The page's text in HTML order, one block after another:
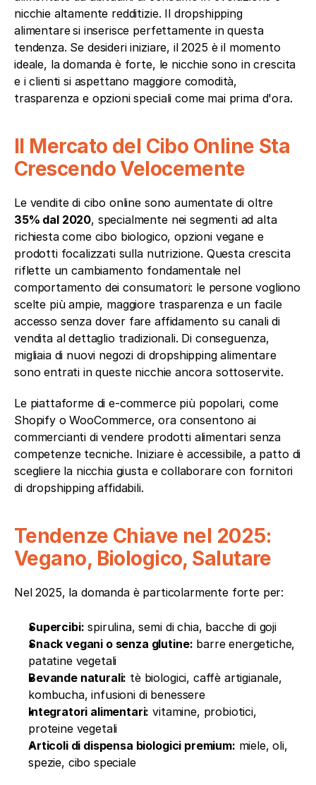
nicchie altamente redditizie. Il dropshipping
alimentaresi inserisce perfettamente in questa
tendenza. Se desideri iniziare, il 2025 è il momento
ideale, la domanda è forte, le nicchie sono in crescita
e i clienti si aspettano maggiore comodità,
trasparenza e opzioni speciali come mai prima d'ora.
Il Mercato del Cibo Online Sta
Crescendo Velocemente
35% dal 2020, specialmente nei segmenti ad alta
richiesta come cibo biologico, opzioni vegane e
prodotti focalizzati sulla nutrizione. Questa crescita
riflette un cambiamento fondamentale nel
comportamento dei consumatori: le persone vogliono
scelte più ampie, maggiore trasparenza e un facile
accesso senza dover fare affidamento su canali di
vendita al dettaglio tradizionali. Di conseguenza,
migliaia di nuovi negozi di dropshipping alimentare
sono entrati in queste nicchie ancora sottoservite.
Le piattaforme di e-commerce più popolari, come
Shopify o WooCommerce, ora consentono ai
commercianti di vendere prodotti alimentari senza
competenze tecniche. Iniziare è accessibile, a patto di
scegliere la nicchia giusta e collaborare con fornitori
di dropshipping affidabili.
Tendenze Chiave nel 2025:
Vegano, Biologico, Salutare
Nel 2025, la domanda è particolarmente forte per:
Supercibi: spirulina, semi di chia, bacche di goji
Snack vegani o senza glutine: barre energetiche,
patatine vegetali
Bevande naturali: tè biologici, caffè artigianale,
kombucha, infusioni di benessere
Integratori alimentari: vitamine, probiotici,
proteine vegetali
Articoli di dispensa biologici premium: miele, oli,
spezie, cibo speciale